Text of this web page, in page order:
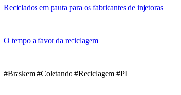
Reciclados em pauta para os fabricantes de injetoras
O tempo a favor da reciclagem
#Braskem #Coletando #Reciclagem #PI